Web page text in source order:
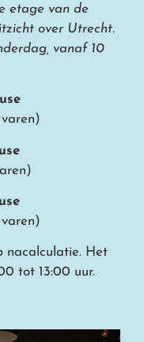
etage van de
over Utrecht.
vanaf 10
nacalculatie. Het
tot 13:00 uur.